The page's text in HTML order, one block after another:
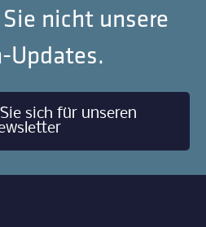
nicht unsere
Updates.
sich für unseren